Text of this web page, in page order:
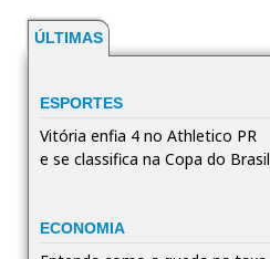
ÚLTIMAS
ESPORTES
Vitória enfia 4 no Athletico PR
e se classifica na Copa do Brasil
ECONOMIA